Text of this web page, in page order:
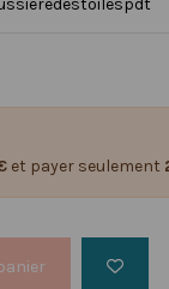
et payer seulement